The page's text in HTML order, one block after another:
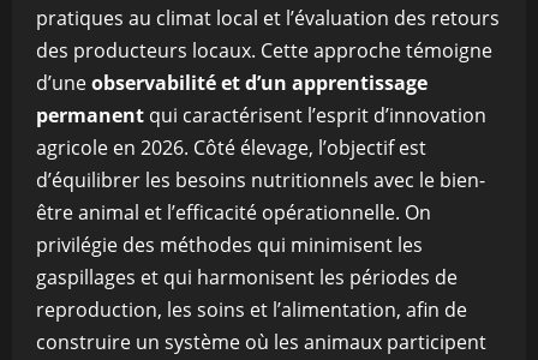
pratiques au climat local et l’évaluation des retours
des producteurs locaux. Cette approche témoigne
d’uneobservabilité et d’un apprentissage
permanent qui caractérisent l’esprit d’innovation
agricole en 2026. Côté élevage, l’objectif est
d’équilibrer les besoins nutritionnels avec le bien-
être animal et l’efficacité opérationnelle. On
privilégie des méthodes qui minimisent les
gaspillages et qui harmonisent les périodes de
reproduction, les soins et l’alimentation, afin de
construire un système où les animaux participent